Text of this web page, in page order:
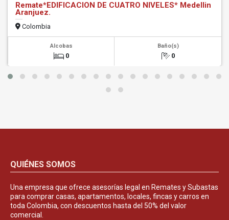
Remate*EDIFICACION DE CUATRO NIVELES* Medellin
Aranjuez.
Colombia
Alcobas
0
Baño(s)
0
QUIÉNES SOMOS
Una empresa que ofrece asesorías legal en Remates y Subastas
para comprar casas, apartamentos, locales, fincas y carros en
toda Colombia, con descuentos hasta del 50% del valor
comercial.